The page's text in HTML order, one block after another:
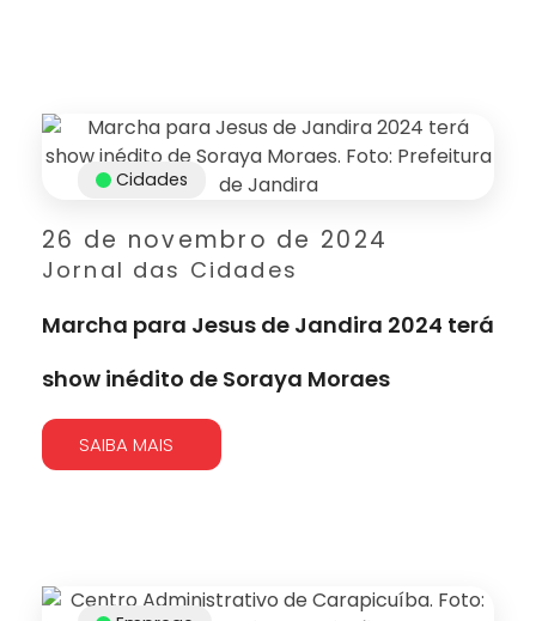
26 de novembro de 2024
Jornal das Cidades
Cidades
Marcha para Jesus de Jandira 2024 terá
show inédito de Soraya Moraes
SAIBA MAIS